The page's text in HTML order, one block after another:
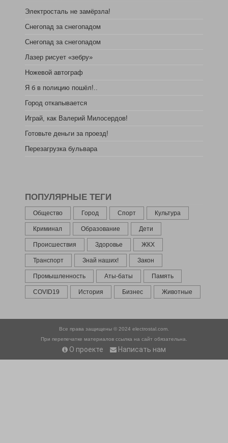
Электросталь не замёрзла!
Снегопад за снегопадом
Снегопад за снегопадом
Лазер рисует «зебру»
Ножевой автограф
Я б в полицию пошёл!..
Город откапывается
Играй, как Валерий Милосердов!
Готовьте деньги за проезд!
Перезагрузка бульвара
ПОПУЛЯРНЫЕ ТЕГИ
Общество Город Спорт Культура
Криминал Образование Дети
Происшествия Здоровье ЖКХ
Транспорт Знай наших! Закон
Промышленность Аты-баты Память
COVID19 История Бизнес Животные
Все права защищены © 2024 electrostal.com.
При перепечатке материалов ссылка на сайт обязательна.
О проекте Написать нам